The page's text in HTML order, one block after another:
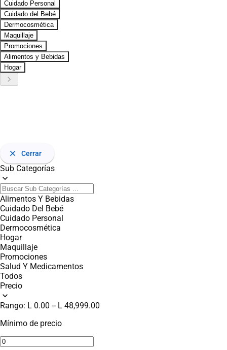
Cuidado Personal
Cuidado del Bebé
Dermocosmética
Maquillaje
Promociones
Alimentos y Bebidas
Hogar
keyboard_arrow_right
close Cerrar
Sub Categorías
expand_more
Alimentos Y Bebidas
Cuidado Del Bebé
Cuidado Personal
Dermocosmética
Hogar
Maquillaje
Promociones
Salud Y Medicamentos
Todos
Precio
expand_more
Rango: L 0.00 --L 48,999.00
Mínimo de precio